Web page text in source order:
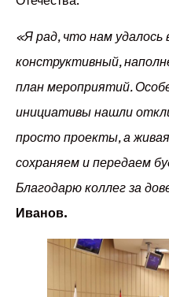
«Я рад, что нам
конструктивный,
план мероприятий.
инициативы нашли
просто проекты, а
сохраняем и передаем
Благодарю коллег за
Иванов.